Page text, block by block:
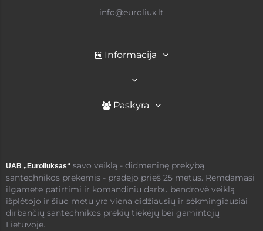
info@euroliux.lt
Informacija
Paskyra
UAB „Euroliuksas“ savo veiklą - didmeninę prekybą
santechnikos prekėmis - pradėjo prieš 25 metus. Remdamasi
ilgamete patirtimi ir komandiniu darbu bendrovė veiklą
išplėtojo ir šiuo metu yra viena didžiausių ir sėkmingiausiai
dirbančių santechnikos prekių tiekėjų bei gamintojų
Lietuvoje.